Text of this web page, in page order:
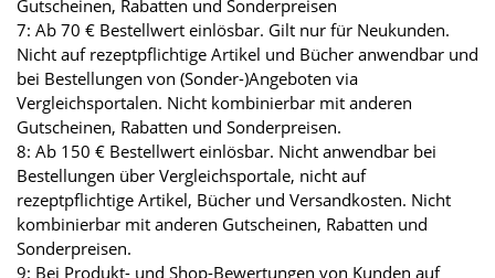
Gutscheinen, Rabatten und Sonderpreisen
7: Ab 70 € Bestellwert einlösbar. Gilt nur für Neukunden.
Nicht auf rezeptpflichtige Artikel und Bücher anwendbar und
bei Bestellungen von (Sonder-)Angeboten via
Vergleichsportalen. Nicht kombinierbar mit anderen
Gutscheinen, Rabatten und Sonderpreisen.
8: Ab 150 € Bestellwert einlösbar. Nicht anwendbar bei
Bestellungen über Vergleichsportale, nicht auf
rezeptpflichtige Artikel, Bücher und Versandkosten. Nicht
kombinierbar mit anderen Gutscheinen, Rabatten und
Sonderpreisen.
9: Bei Produkt- und Shop-Bewertungen von Kunden auf